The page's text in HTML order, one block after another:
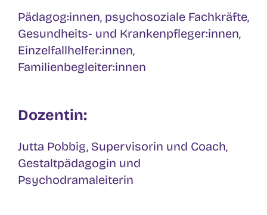
Pädagog:innen, psychosoziale Fachkräfte,
Gesundheits- und Krankenpfleger:innen,
Einzelfallhelfer:innen,
Familienbegleiter:innen
Dozentin:
Jutta Pobbig, Supervisorin und Coach,
Gestaltpädagogin und
Psychodramaleiterin